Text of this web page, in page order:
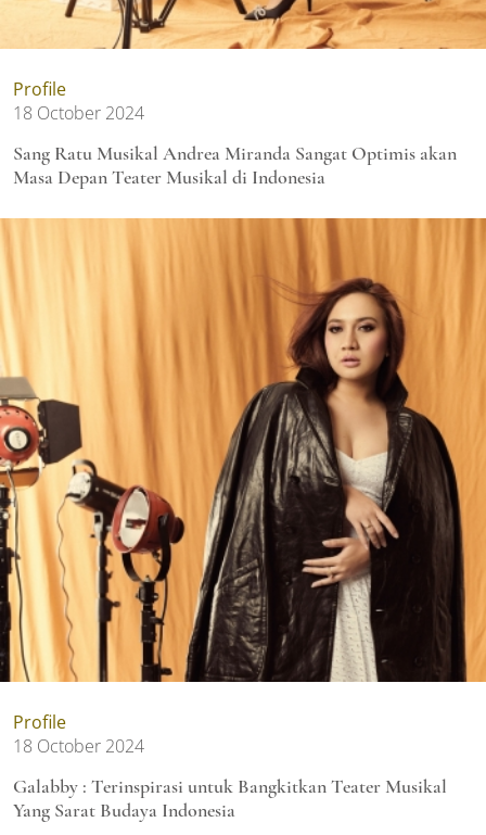
Profile
18 October 2024
Sang Ratu Musikal Andrea Miranda Sangat Optimis akan
Masa Depan Teater Musikal di Indonesia
Profile
18 October 2024
Galabby : Terinspirasi untuk Bangkitkan Teater Musikal
Yang Sarat Budaya Indonesia